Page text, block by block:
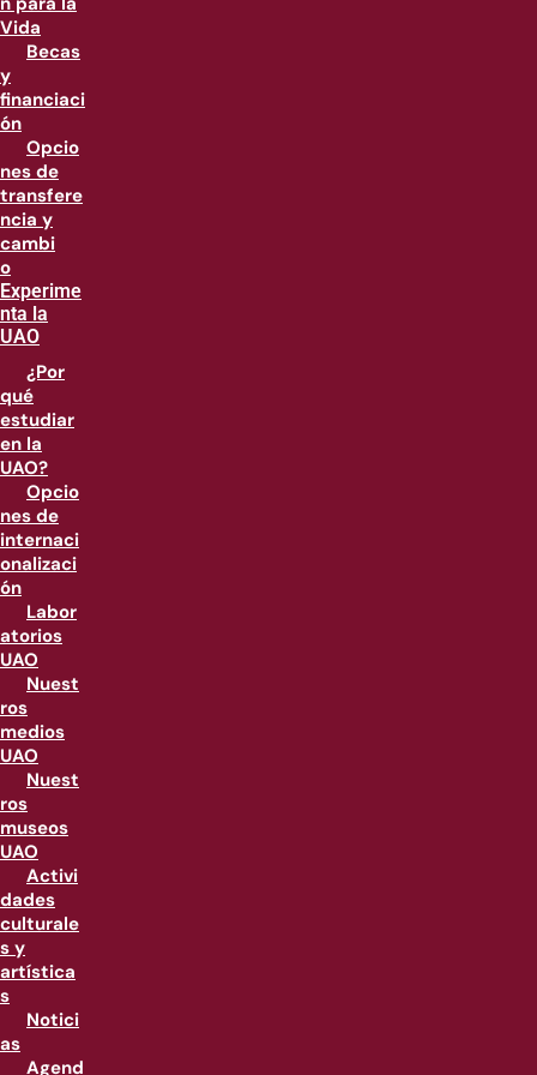
Vida
Becas
y
financiaci
ón
Opcio
nes de
transfere
ncia y
cambi
o
Experime
nta la
UAO
¿Por
qué
estudiar
en la
UAO?
Opcio
nes de
internaci
onalizaci
ón
Labor
atorios
UAO
Nuest
ros
medios
UAO
Nuest
ros
museos
UAO
Activi
dades
culturale
s y
artística
s
Notici
as
Agend